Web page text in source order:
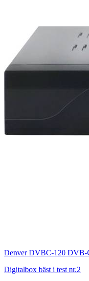
Denver DVBC-120 DVB-
Digitalbox bäst i test nr.2